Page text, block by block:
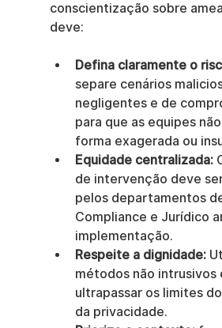
conscientização sobre
deve:
Defina claramente o
separe cenários
negligentes e de
para que as equipes
forma exagerada ou
Equidade centralizada:
de intervenção deve
pelos departamentos
Compliance e Jurídico
implementação.
Respeite a dignidade:
métodos não intrusivos
ultrapassar os limites
da privacidade.